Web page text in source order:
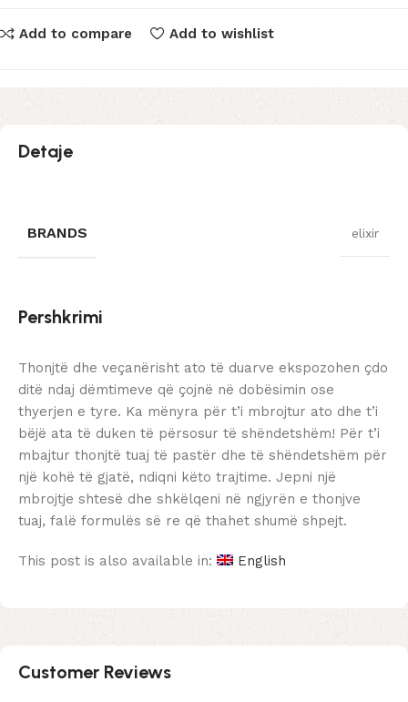
Add to compare Add to wishlist
Detaje
BRANDS elixir
Pershkrimi
Thonjtë dhe veçanërisht ato të duarve ekspozohen çdo
ditë ndaj dëmtimeve që çojnë në dobësimin ose
thyerjen e tyre. Ka mënyra për t’i mbrojtur ato dhe t’i
bëjë ata të duken të përsosur të shëndetshëm! Për t’i
mbajtur thonjtë tuaj të pastër dhe të shëndetshëm për
një kohë të gjatë, ndiqni këto trajtime. Jepni një
mbrojtje shtesë dhe shkëlqeni në ngjyrën e thonjve
tuaj, falë formulës së re që thahet shumë shpejt.
This post is also available in: English
Customer Reviews